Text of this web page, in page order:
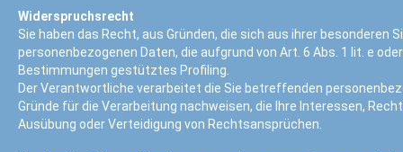
Widerspruchsrecht
Sie haben das Recht, aus Gründen, die sich aus ihrer
personenbezogenen Daten, die aufgrund von Art. 6 Abs. 1 lit. e
Bestimmungen gestütztes Profiling.
Der Verantwortliche verarbeitet die Sie betreffenden
Gründe für die Verarbeitung nachweisen, die Ihre Interessen,
Ausübung oder Verteidigung von Rechtsansprüchen.